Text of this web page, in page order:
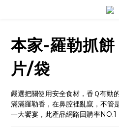
本家-羅勒抓
片/袋
嚴選把關使用安全食材，香Ｑ有勁
滿滿羅勒香，在鼻腔裡亂竄，不管
一大饗宴，此產品網路回購率NO.1